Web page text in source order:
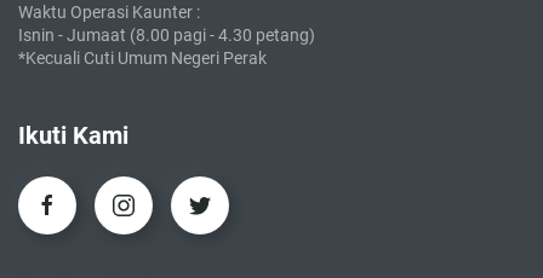
Waktu Operasi Kaunter :
Isnin - Jumaat (8.00 pagi - 4.30 petang)
*Kecuali Cuti Umum Negeri Perak
Ikuti Kami